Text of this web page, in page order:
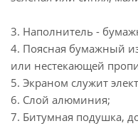
3. Наполнитель -
4. Поясная бумажный
или нестекающей
5. Экраном служит
6. Слой алюминия;
7. Битумная подушка,